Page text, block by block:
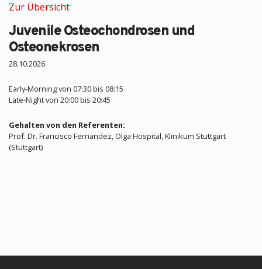
Zur Übersicht
Juvenile Osteochondrosen und
Osteonekrosen
28.10.2026
Early-Morning von 07:30 bis 08:15
Late-Night von 20:00 bis 20:45
Gehalten von den Referenten:
Prof. Dr. Francisco Fernandez, Olga Hospital, Klinikum Stuttgart
(Stuttgart)